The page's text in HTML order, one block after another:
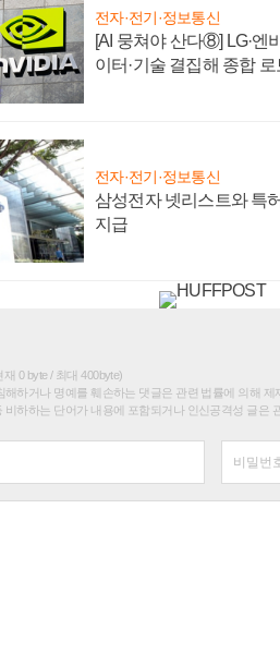
전자·전기·정보통신
[AI 뭉쳐야 산다⑧] LG·엔
이터·기술 결집해 종합
전자·전기·정보통신
삼성전자 넷리스트와 특
지급
0 byte / 최대 400byte)
해하거나 명예를 훼손하는 댓글은 관련 법률에 의해 제
비하하는 단어가 내용에 포함되거나 인신공격성 글은